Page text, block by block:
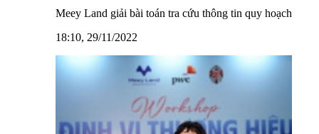
Meey Land giải bài toán tra cứu thông tin quy hoạch
18:10, 29/11/2022